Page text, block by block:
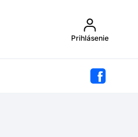
Prihlásenie